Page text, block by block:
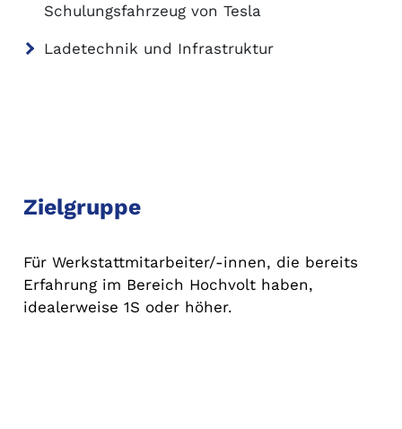
Schulungsfahrzeug von Tesla
Ladetechnik und Infrastruktur
Zielgruppe
Für Werkstattmitarbeiter/-innen, die bereits
Erfahrung im Bereich Hochvolt haben,
idealerweise 1S oder höher.